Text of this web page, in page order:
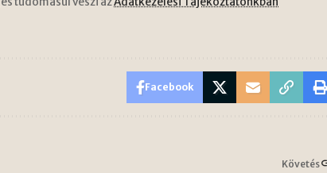
Facebook
Követés